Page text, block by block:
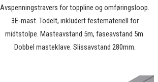
Avspenningstravers for toppline og omføringsloop.
3E-mast. Todelt, inkludert festemateriell for
midtstolpe. Masteavstand 5m, faseavstand 5m.
Dobbel masteklave. Slissavstand 280mm.